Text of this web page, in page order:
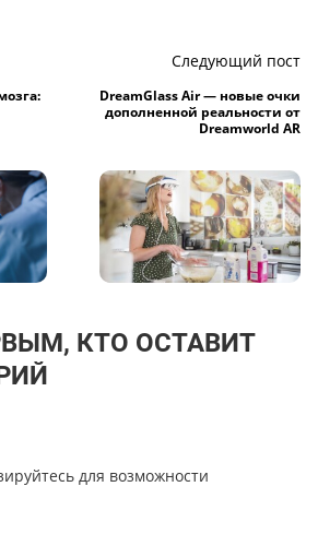
Следующий пост
DreamGlass Air — новые очки
дополненной реальности от
Dreamworld AR
КТО ОСТАВИТ
для возможности